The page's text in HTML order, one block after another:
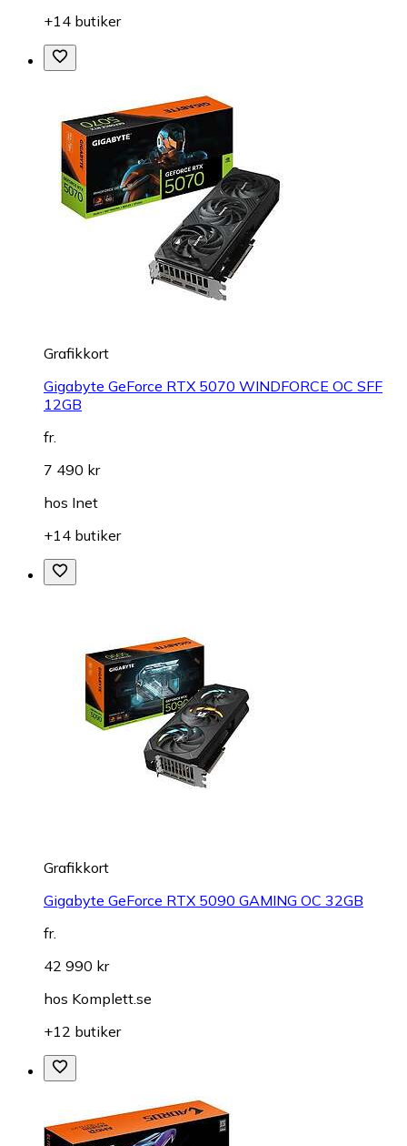
+14 butiker
Grafikkort
Gigabyte GeForce RTX 5070 WINDFORCE OC SFF
12GB
fr.
7 490 kr
hos Inet
+14 butiker
Grafikkort
Gigabyte GeForce RTX 5090 GAMING OC 32GB
fr.
42 990 kr
hos Komplett.se
+12 butiker